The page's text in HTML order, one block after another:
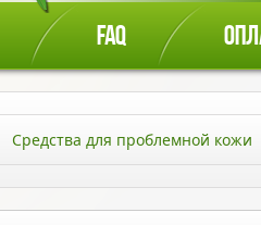
FAQ
Средства для проблемной кожи